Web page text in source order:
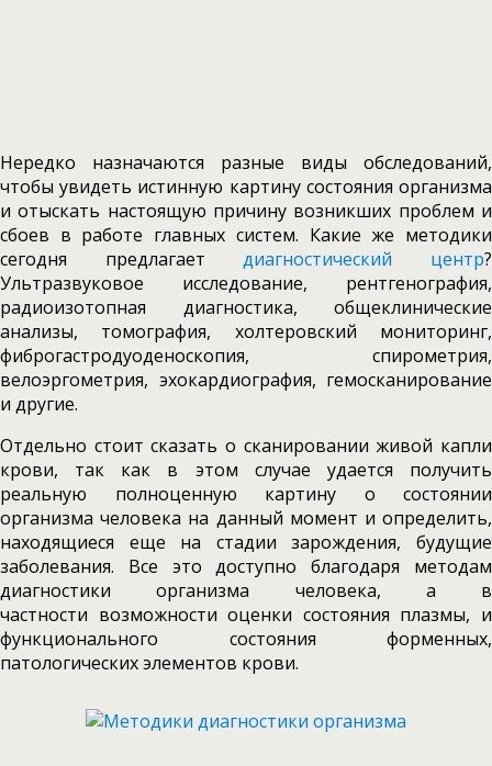
Нередко назначаются разные виды обследований,
чтобы увидеть истинную картину состояния организма
и отыскать настоящую причину возникших проблем и
сбоев в работе главных систем. Какие же методики
сегодня предлагаетдиагностический центр?
Ультразвуковое исследование, рентгенография,
радиоизотопная диагностика, общеклинические
анализы, томография, холтеровский мониторинг,
фиброгастродуоденоскопия, спирометрия,
велоэргометрия, эхокардиография, гемосканирование
и другие.
Отдельно стоит сказать о сканировании живой капли
крови, так как в этом случае удается получить
реальную полноценную картину о состоянии
организма человека на данный момент и определить,
находящиеся еще на стадии зарождения, будущие
заболевания. Все это доступно благодаря методам
диагностики организма человека, а в
частности возможности оценки состояния плазмы, и
функционального состояния форменных,
патологических элементов крови.